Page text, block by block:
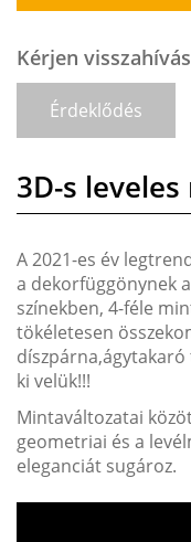
Kérjen
Érdeklődés
3D-s
A 2021-es év
a dekorfüggönynek
színekben, 4-féle
tökéletesen
ki velük!!!
Mintaváltozatai
geometriai és a
eleganciát sugároz.